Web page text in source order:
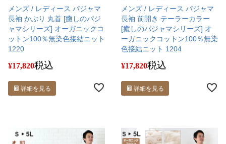
メンズ / レディース パジャマ
長袖 かぶり 丸首 [癒しのパジ
ャマシリーズ] オーガニックコ
ットン100％無染色接結ニット
1220
¥17,820税込
詳細を見る
メンズ / レディース パジャマ
長袖 前開き テーラーカラー
[癒しのパジャマシリーズ] オ
ーガニックコットン100％無染
色接結ニット 1204
¥17,820税込
詳細を見る